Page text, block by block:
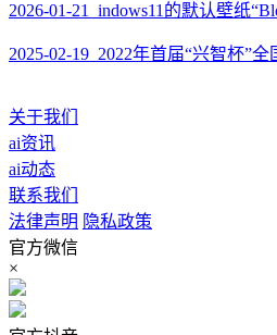
2026-01-21 indows11的默认壁纸
2025-02-19 2022年首届“兴智杯”
关于我们
ai资讯
ai动态
联系我们
法律声明 隐私政策
官方微信
×